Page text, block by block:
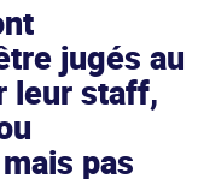
jugés au
leur staff,
pas